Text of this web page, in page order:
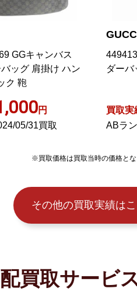
GGキャンバス
ッグ 肩掛け ハン
ク 鞄
円
05/31買取
ダーバ
買取実
ABラ
※買取価格は買取当時の価格と
その他の買取実績は
買取サービ